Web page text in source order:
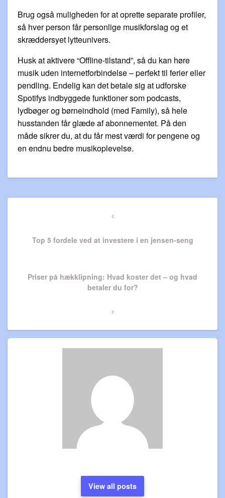
Brug også muligheden for at oprette separate profiler,
så hver person får personlige musikforslag og et
skræddersyet lytteunivers.
Husk at aktivere “Offline-tilstand”, så du kan høre
musik uden internetforbindelse – perfekt til ferier eller
pendling. Endelig kan det betale sig at udforske
Spotifys indbyggede funktioner som podcasts,
lydbøger og børneindhold (med Family), så hele
husstanden får glæde af abonnementet. På den
måde sikrer du, at du får mest værdi for pengene og
en endnu bedre musikoplevelse.
Previous
Top 5 fordele ved at investere i en jensen-seng
Next
Priser på hækklipning: Hvad koster det – og hvad
betaler du for?
View all posts